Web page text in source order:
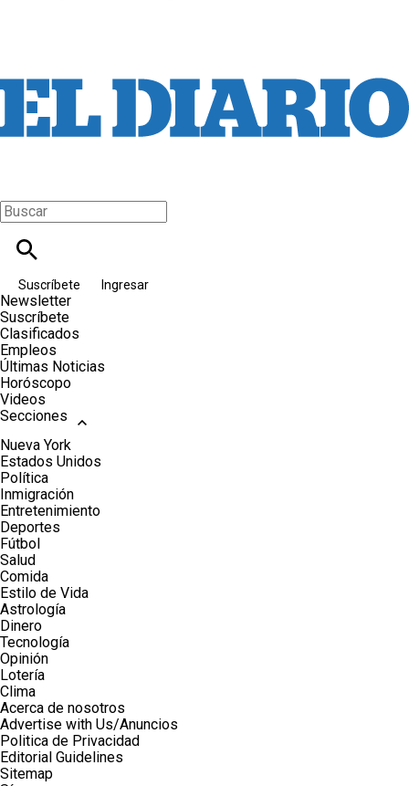
Suscríbete Ingresar
Newsletter
Suscríbete
Clasificados
Empleos
Últimas Noticias
Horóscopo
Videos
Secciones
Nueva York
Estados Unidos
Política
Inmigración
Entretenimiento
Deportes
Fútbol
Salud
Comida
Estilo de Vida
Astrología
Dinero
Tecnología
Opinión
Lotería
Clima
Acerca de nosotros
Advertise with Us/Anuncios
Politica de Privacidad
Editorial Guidelines
Sitemap